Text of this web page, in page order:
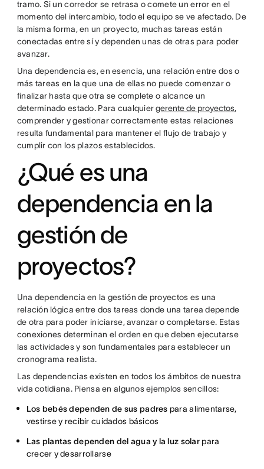
tramo. Si un corredor se retrasa o comete un error en el
momento del intercambio, todo el equipo se ve afectado. De
la misma forma, en un proyecto, muchas tareas están
conectadas entre sí y dependen unas de otras para poder
avanzar.
Una dependencia es, en esencia, una relación entre dos o
más tareas en la que una de ellas no puede comenzar o
finalizar hasta que otra se complete o alcance un
determinado estado. Para cualquiergerente de proyectos,
comprender y gestionar correctamente estas relaciones
resulta fundamental para mantener el flujo de trabajo y
cumplir con los plazos establecidos.
¿Qué es una
dependencia en la
gestión de
proyectos?
Una dependencia en la gestión de proyectos es una
relación lógica entre dos tareas donde una tarea depende
de otra para poder iniciarse, avanzar o completarse. Estas
conexiones determinan el orden en que deben ejecutarse
las actividades y son fundamentales para establecer un
cronograma realista.
Las dependencias existen en todos los ámbitos de nuestra
vida cotidiana. Piensa en algunos ejemplos sencillos:
Los bebés dependen de sus padres para alimentarse,
vestirse y recibir cuidados básicos
Las plantas dependen del agua y la luz solarpara
crecer y desarrollarse